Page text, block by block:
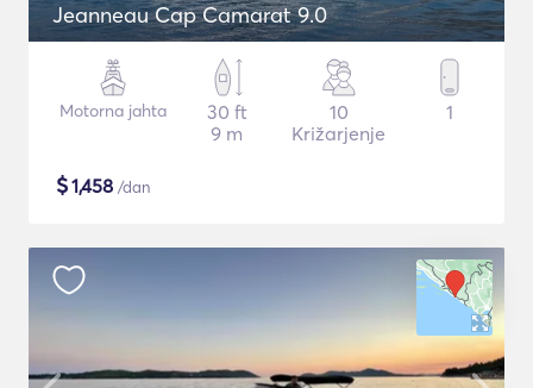
Jeanneau Cap Camarat 9.0
Motorna jahta
30 ft
9 m
10
Križarjenje
1
$1,458 /dan